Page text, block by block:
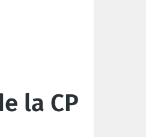
la CP